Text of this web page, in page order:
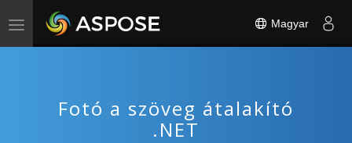
Toggle
Magyar
Fotó a szöveg átalakító
.NET